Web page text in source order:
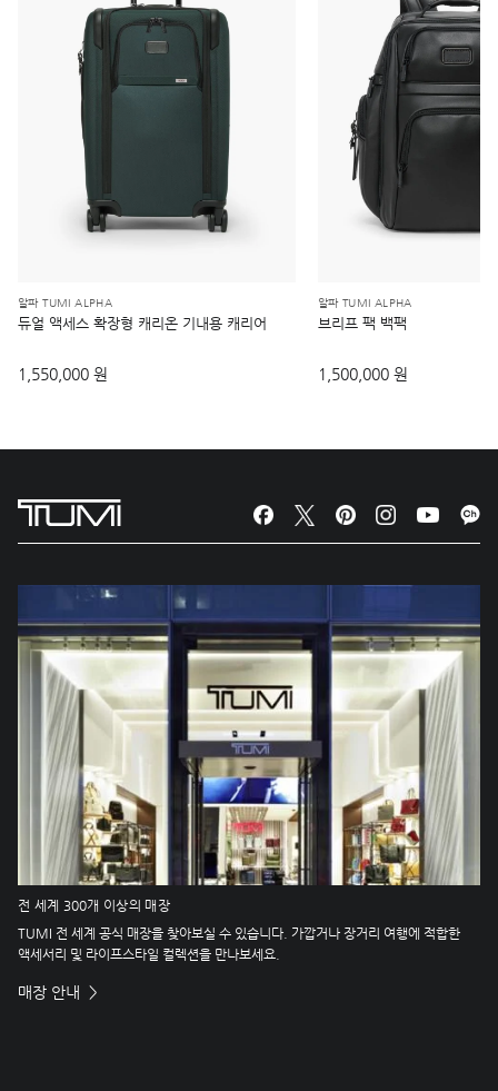
알파 TUMI ALPHA
듀얼 액세스 확장형 캐리온 기내용 캐리어
1,550,000 원
알파 TUMI ALPHA
브리프 팩 백팩
1,500,000 원
전 세계 300개 이상의 매장
TUMI 전 세계 공식 매장을 찾아보실 수 있습니다. 가깝거나 장거리 여행에 적합한
액세서리 및 라이프스타일 컬렉션을 만나보세요.
매장 안내